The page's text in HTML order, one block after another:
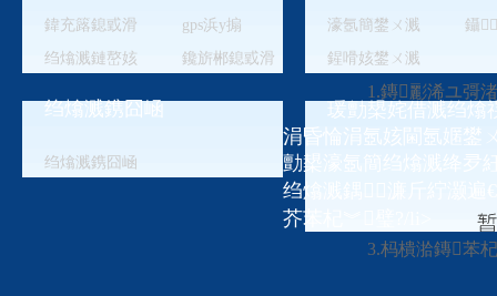
1.鏄彲浠ユ彁渚
3.杩樻湁鏄苯
鍏充簬鎴戜滑
gps浜у搧
绉熻溅鏈嶅姟
鑱旂郴鎴戜滑
濠氬簡鐢ㄨ溅
鑷
鍟嗗姟鐢ㄨ溅
绉熻溅鎸囧崡
绉熻溅鎸囧崡
瑗勯槼姹借溅绉熻
涓昏惀涓氬姟閫氬嫟鐢
勯槼濠氬簡绉熻溅绛夛
绉熻溅鍝濂斤紵灏遍
芥苯杞︾璧?/li>